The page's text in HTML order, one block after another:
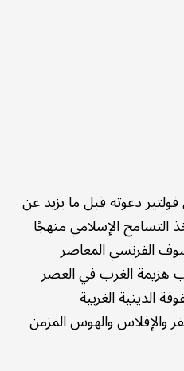
دعوته قبل ما يزيد عن
التسامح الإسلامي منهجًا
الفرنسي المعاصر
هزيمة الغرب في العصر
الدينية الغربية
والإفلاس والهوس المزمن